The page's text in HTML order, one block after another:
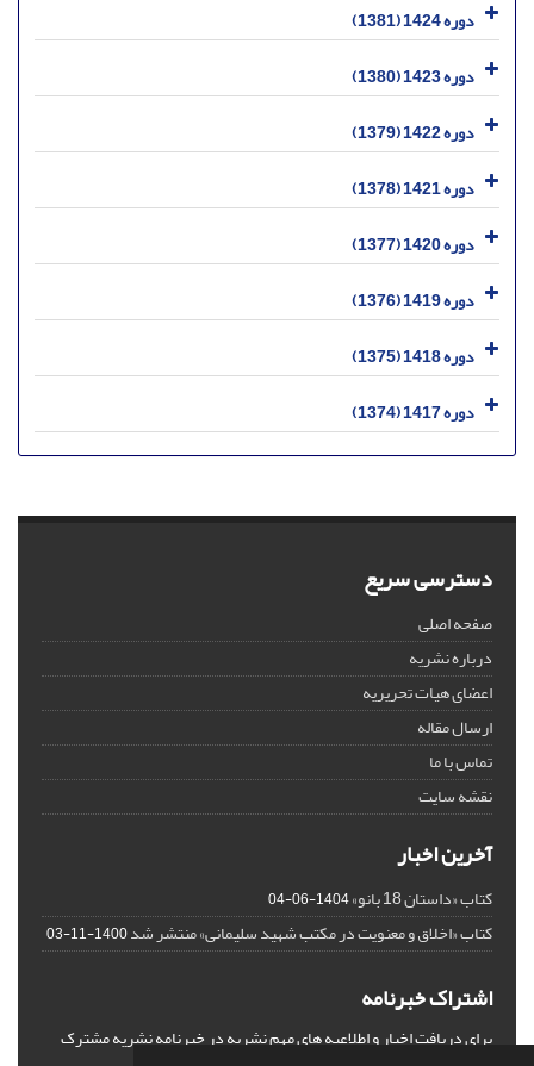
دوره 1424 (1381)
دوره 1423 (1380)
دوره 1422 (1379)
دوره 1421 (1378)
دوره 1420 (1377)
دوره 1419 (1376)
دوره 1418 (1375)
دوره 1417 (1374)
دسترسی سریع
صفحه اصلی
درباره نشریه
اعضای هیات تحریریه
ارسال مقاله
تماس با ما
نقشه سایت
آخرین اخبار
کتاب «داستان 18 بانو» 1404-06-04
کتاب «اخلاق و معنویت در مکتب شهید سلیمانی» منتشر شد1400-11-03
اشتراک خبرنامه
برای دریافت اخبار و اطلاعیه های مهم نشریه در خبرنامه نشریه مشترک